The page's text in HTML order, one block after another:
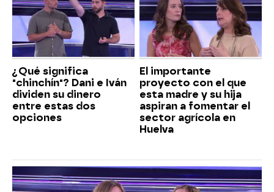
¿Qué significa
"chinchín"? Dani e Iván
dividen su dinero
entre estas dos
opciones
El importante
proyecto con el que
esta madre y su hija
aspiran a fomentar el
sector agrícola en
Huelva